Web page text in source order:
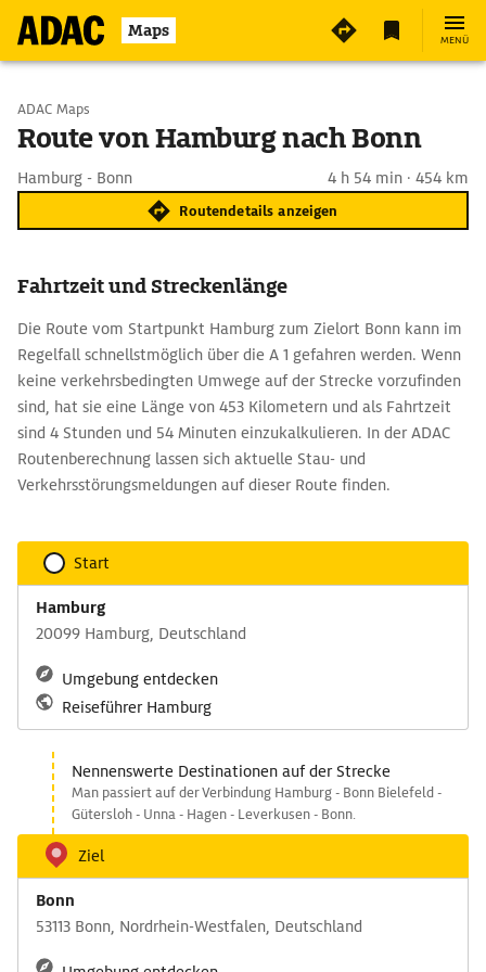
Maps MENÜ
Start wählen
ADAC Maps
Route von Hamburg nach Bonn
Hamburg - Bonn 4 h 54 min · 454 km
Routendetails anzeigen
Fahrtzeit und Streckenlänge
Die Route vom Startpunkt Hamburg zum Zielort Bonn kann im
Regelfall schnellstmöglich über die A 1 gefahren werden. Wenn
keine verkehrsbedingten Umwege auf der Strecke vorzufinden
sind, hat sie eine Länge von 453 Kilometern und als Fahrtzeit
sind 4 Stunden und 54 Minuten einzukalkulieren. In der ADAC
Routenberechnung lassen sich aktuelle Stau- und
Verkehrsstörungsmeldungen auf dieser Route finden.
Start
Hamburg
20099 Hamburg, Deutschland
Umgebung entdecken
Reiseführer Hamburg
Nennenswerte Destinationen auf der Strecke
Man passiert auf der Verbindung Hamburg - Bonn Bielefeld -
Gütersloh - Unna - Hagen - Leverkusen - Bonn.
Ziel
Bonn
53113 Bonn, Nordrhein-Westfalen, Deutschland